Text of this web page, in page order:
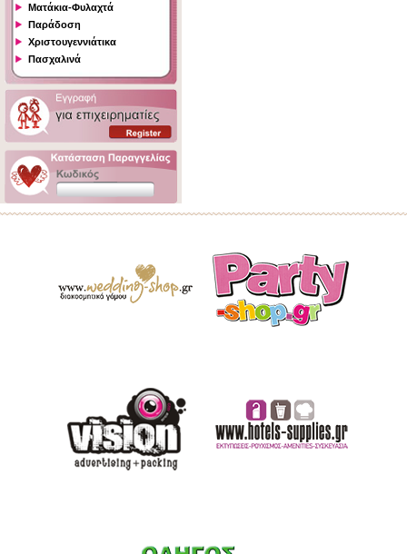
Ματάκια-Φυλαχτά
Παράδοση
Χριστουγεννιάτικα
Πασχαλινά